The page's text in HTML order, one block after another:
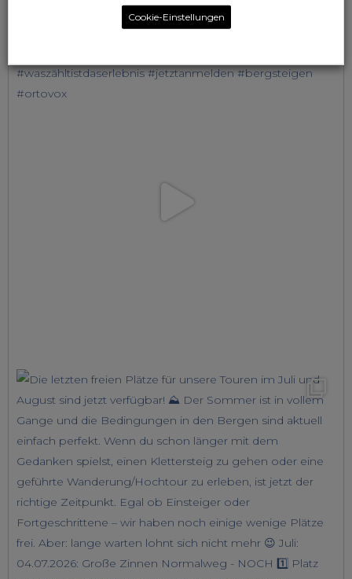
Cookie-Einstellungen